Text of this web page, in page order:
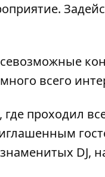
всего
проходил
DJ,